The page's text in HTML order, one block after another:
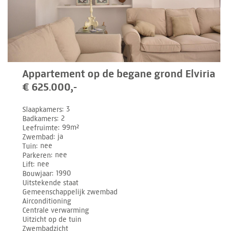
Appartement op de begane grond Elviria
€ 625.000,-
Slaapkamers 3
Badkamers 2
Leefruimte 99m²
Zwembad ja
Tuin nee
Parkeren nee
Lift nee
Bouwjaar 1990
Uitstekende staat
Gemeenschappelijk zwembad
Airconditioning
Centrale verwarming
Uitzicht op de tuin
Zwembadzicht